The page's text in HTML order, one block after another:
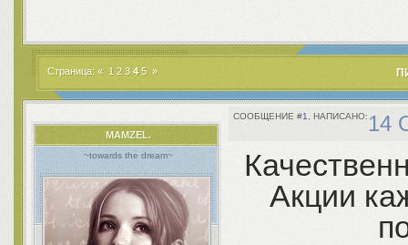
Страница: « 1 2 3 4 5 »
1 14
MAMZEL.
~towards the dream~
Акции